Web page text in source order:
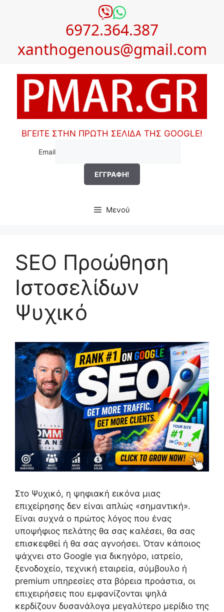
6972.364.387
xanthogenous@gmail.com
ΒΓΕΙΤΕ ΣΤΗΝ ΠΡΩΤΗ ΣΕΛΙΔΑ ΤΗΣ GOOGLE!
Email
Μενού
SEO Προώθηση
Ιστοσελίδων
Ψυχικό
Στο Ψυχικό, η ψηφιακή εικόνα μιας
επιχείρησης δεν είναι απλώς «σημαντική».
Είναι συχνά ο πρώτος λόγος που ένας
υποψήφιος πελάτης θα σας καλέσει, θα σας
επισκεφθεί ή θα σας αγνοήσει. Όταν κάποιος
ψάχνει στο Google για δικηγόρο, ιατρείο,
ξενοδοχείο, τεχνική εταιρεία, σύμβουλο ή
premium υπηρεσίες στα βόρεια προάστια, οι
επιχειρήσεις που εμφανίζονται ψηλά
κερδίζουν δυσανάλογα μεγαλύτερο μερίδιο της